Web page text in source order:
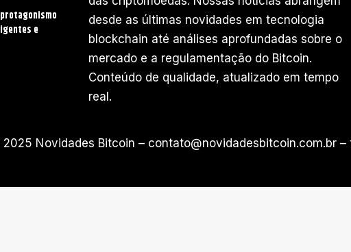
e
desde as últimas novidades em tecnologia
blockchain até análises aprofundadas sobre o
mercado e a regulamentação do Bitcoin.
Conteúdo de qualidade, atualizado em tempo
real.
Novidades Bitcoin – contato@novidadesbitcoin.com.br–